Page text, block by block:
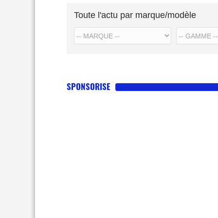
Toute l'actu par marque/modèle
SPONSORISE